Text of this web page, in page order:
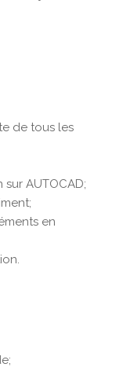
de tous les
AUTOCAD;
en